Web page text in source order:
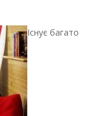
Існує багато